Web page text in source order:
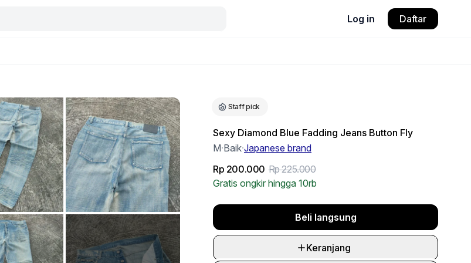
Log in Daftar
Staff pick
Sexy Diamond Blue Fadding Jeans Button Fly
M·Baik·Japanese brand
Rp 200.000 Rp 225.000
Gratis ongkir hingga 10rb
Beli langsung
Keranjang